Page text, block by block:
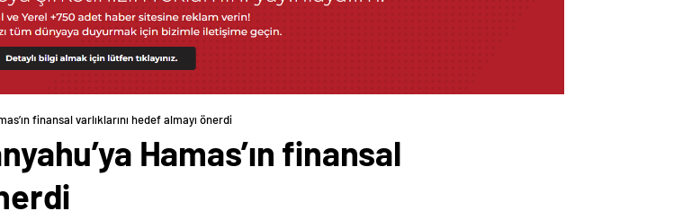
finansal varlıklarını hedef almayı önerdi
Hamas’ın finansal